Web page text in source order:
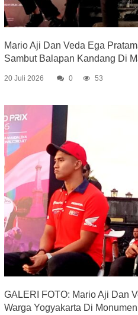
Mario Aji Dan Veda Ega
Sambut Balapan Kandang Di
20 Juli 2026 0 53
GALERI FOTO: Mario Aji Dan
Warga Yogyakarta Di